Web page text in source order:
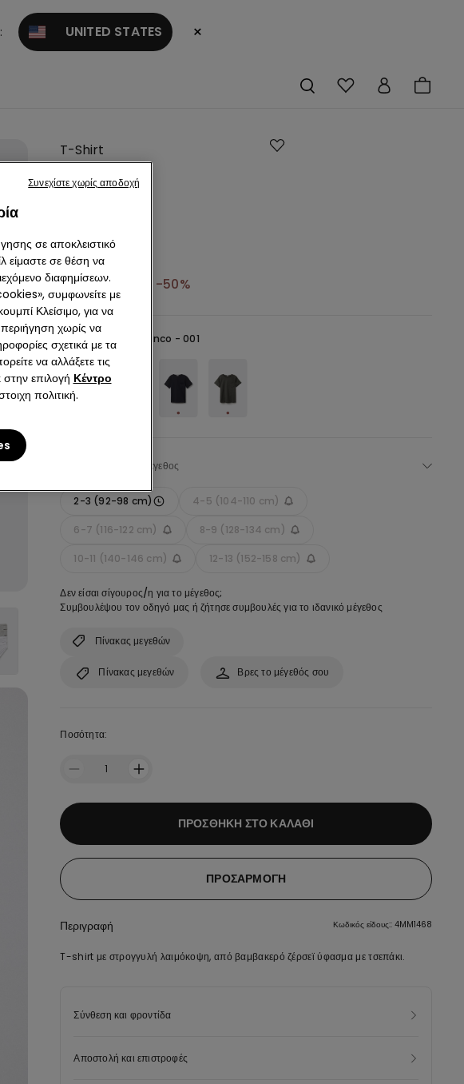
UNITED STATES ×
T-Shirt
Στρογγυλή
με Τσεπάκι
για Αγόρι
6,99 € 3,49 € -50%
Χρώμα: Bianco - 001
Επέλεξε μέγεθος
2-3 (92-98 cm) 4-5 (104-110 cm)
6-7 (116-122 cm) 8-9 (128-134 cm)
10-11 (140-146 cm) 12-13 (152-158 cm)
Δεν είσαι σίγουρος/η για το μέγεθος;
Συμβουλέψου τον οδηγό μας ή ζήτησε συμβουλές για το ιδανικό μέγεθος
Πίνακας μεγεθών
Βρες το μέγεθός σου
Πίνακας μεγεθών
Ποσότητα:
1
ΠΡΟΣΘΉΚΗ ΣΤΟ ΚΑΛΆΘΙ
ΠΡΟΣΑΡΜΟΓΉ
Περιγραφή Κωδικός είδους:: 4MM1468
T-shirt με στρογγυλή λαιμόκοψη, από βαμβακερό ζέρσεϊ ύφασμα με τσεπάκι.
Σύνθεση και φροντίδα
Αποστολή και επιστροφές
σε αποκλειστικό
είμαστε σε θέση να
διαφημίσεων.
συμφωνείτε με
Κλείσιμο, για να
περιήγηση χωρίς να
σχετικά με τα
να αλλάξετε τις
επιλογή Κέντρο
πολιτική.
Συνεχίστε χωρίς αποδοχή